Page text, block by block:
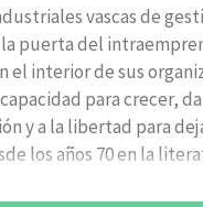
vascas de
puerta del
el interior de sus
para crecer,
y a la libertad para
los años 70 en la